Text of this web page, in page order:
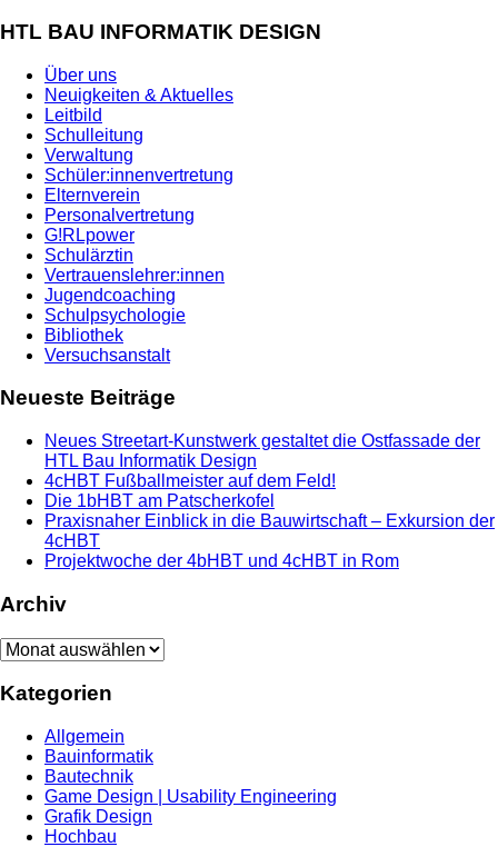
HTL BAU INFORMATIK DESIGN
Über uns
Neuigkeiten & Aktuelles
Leitbild
Schulleitung
Verwaltung
Schüler:innenvertretung
Elternverein
Personalvertretung
G!RLpower
Schulärztin
Vertrauenslehrer:innen
Jugendcoaching
Schulpsychologie
Bibliothek
Versuchsanstalt
Neueste Beiträge
Neues Streetart-Kunstwerk gestaltet die Ostfassade der
HTL Bau Informatik Design
4cHBT Fußballmeister auf dem Feld!
Die 1bHBT am Patscherkofel
Praxisnaher Einblick in die Bauwirtschaft – Exkursion der
4cHBT
Projektwoche der 4bHBT und 4cHBT in Rom
Archiv
Archiv
Kategorien
Allgemein
Bauinformatik
Bautechnik
Game Design | Usability Engineering
Grafik Design
Hochbau